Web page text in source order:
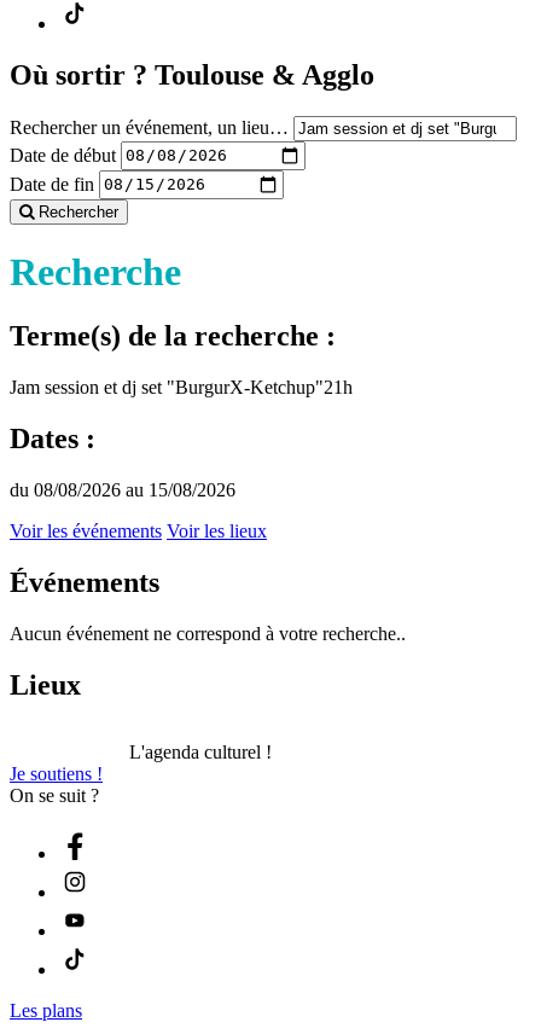
Où sortir ? Toulouse & Agglo
Rechercher un événement, un lieu…
Date de début
Date de fin
Rechercher
Recherche
Terme(s) de la recherche :
Jam session et dj set "BurgurX-Ketchup"21h
Dates :
du 08/08/2026 au 15/08/2026
Voir les événements Voir les lieux
Événements
Aucun événement ne correspond à votre recherche..
Lieux
L'agenda culturel !
Je soutiens !
On se suit ?
Les plans